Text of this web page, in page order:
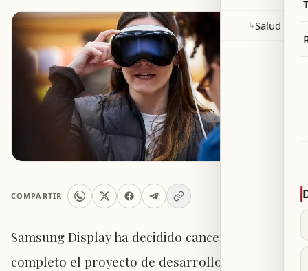
COMPARTIR
Samsung Display ha decidido cancelar por
completo el proyecto de desarrollo de un
↳Salud